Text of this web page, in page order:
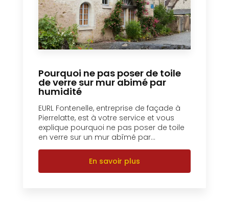
Pourquoi ne pas poser de toile
de verre sur mur abimé par
humidité
EURL Fontenelle, entreprise de façade à
Pierrelatte, est à votre service et vous
explique pourquoi ne pas poser de toile
en verre sur un mur abîmé par...
En savoir plus